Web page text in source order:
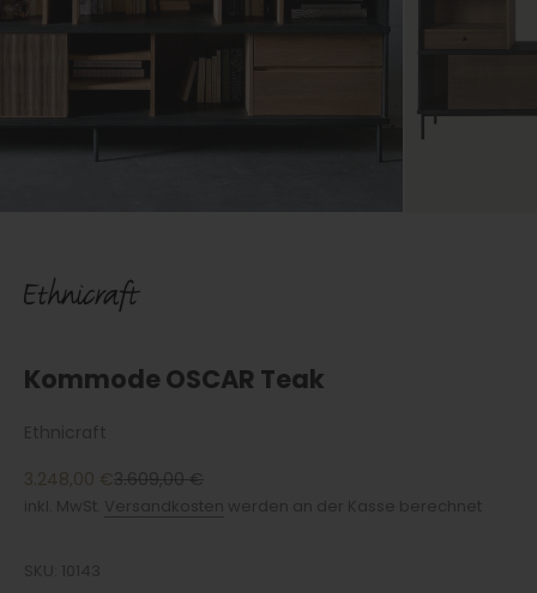
Kommode OSCAR Teak
Ethnicraft
Angebot
3.248,00 €Regulärer Preis
3.609,00 €
inkl. MwSt. Versandkosten werden an der Kasse berechnet
SKU: 10143